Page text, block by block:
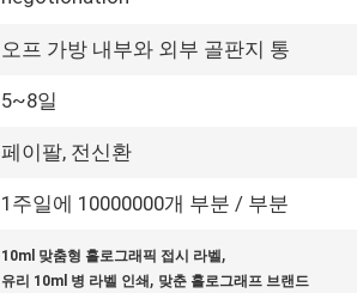
오프 가방 내부와 외부 골판지 통
5~8일
페이팔, 전신환
1주일에 10000000개 부분 / 부분
10ml 맞춤형 홀로그래픽 접시 라벨,
유리 10ml 병 라벨 인쇄 , 맞춘 홀로그래프 브랜드